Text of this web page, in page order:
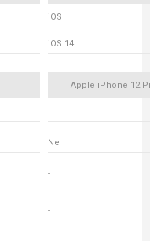
iOS
iOS 14
Apple iPhone 12
-
Ne
-
-